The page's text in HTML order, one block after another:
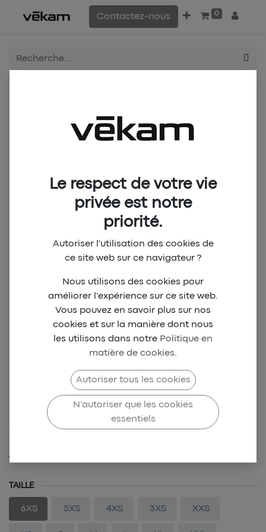
0
Contactez-nous
HBF CHAUDRON Game
Kit HOME
SKU-HBFC-0001
49,00
TAILLE
6XS 5XS 4XS 3XS XXS
Le respect de votre vie
privée est notre
priorité.
Autoriser l'utilisation des cookies de
ce site web sur ce navigateur ?
Nous utilisons des cookies pour
améliorer l'expérience sur ce site web.
Vous pouvez en savoir plus sur nos
cookies et sur la manière dont nous
les utilisons dans notre Politique en
matière de cookies
Autoriser tous les cookies
N'autoriser que les cookies
essentiels